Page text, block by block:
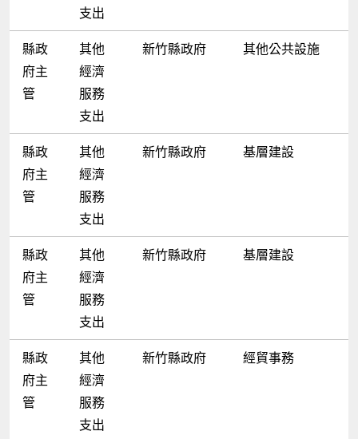
支出
縣政
府主
管
其他
經濟
服務
支出
新竹縣政府 其他公共設施
縣政
府主
管
其他
經濟
服務
支出
新竹縣政府 基層建設
縣政
府主
管
其他
經濟
服務
支出
新竹縣政府 基層建設
縣政
府主
管
其他
經濟
服務
支出
新竹縣政府 經貿事務